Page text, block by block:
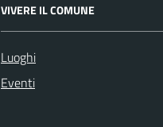
VIVERE IL COMUNE
Luoghi
Eventi